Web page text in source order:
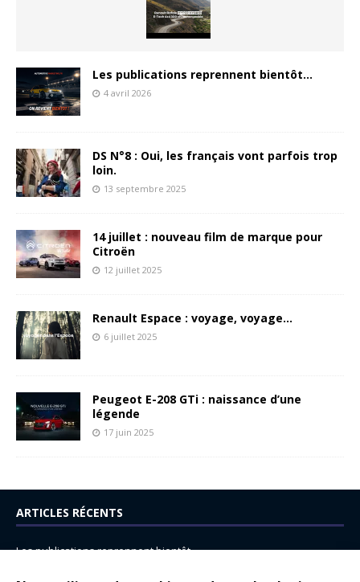
Les publications reprennent bientôt…
4 avril 2026
DS N°8 : Oui, les français vont parfois trop
loin.
13 septembre 2025
14 juillet : nouveau film de marque pour
Citroën
12 juillet 2025
Renault Espace : voyage, voyage…
6 juillet 2025
Peugeot E-208 GTi : naissance d’une
légende
17 juin 2025
ARTICLES RÉCENTS
Les publications reprennent bientôt…